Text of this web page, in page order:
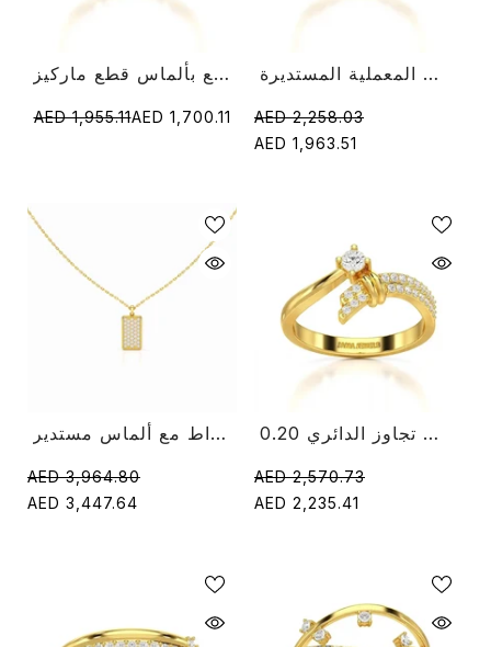
خاتم ملتوي بوزن 0.35 قيراط مرصع بألماس قطع ماركيز
AED 1,955.11AED 1,700.11
خاتم نصف أبدية بوزن 0.7 قيراط مع طبقتين من قطع الماس المعملية المستديرة
AED 2,258.03
AED 1,963.51
قلادة سلسلة مستطيلة من الألماس عيار 0.50 قيراط مع ألماس مستدير
AED 3,964.80
AED 3,447.64
0.20 قيراط دائري قطع الماس تجاوز الدائري
AED 2,570.73
AED 2,235.41